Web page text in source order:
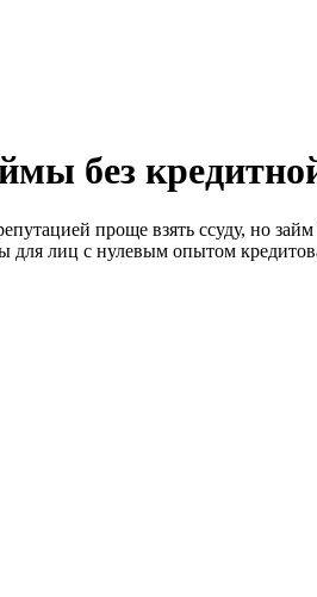
без
проще взять ссуду, но
для лиц с нулевым опытом